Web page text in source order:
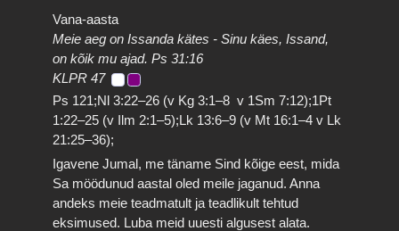
Vana-aasta
Meie aeg on Issanda kätes - Sinu käes, Issand,
on kõik mu ajad. Ps 31:16
KLPR 47
Ps 121;Nl 3:22–26 (v Kg 3:1–8 v 1Sm 7:12);1Pt
1:22–25 (v Ilm 2:1–5);Lk 13:6–9 (v Mt 16:1–4 v Lk
21:25–36);
Igavene Jumal, me täname Sind kõige eest, mida
Sa möödunud aastal oled meile jaganud. Anna
andeks meie teadmatult ja teadlikult tehtud
eksimused. Luba meid uuesti algusest alata.